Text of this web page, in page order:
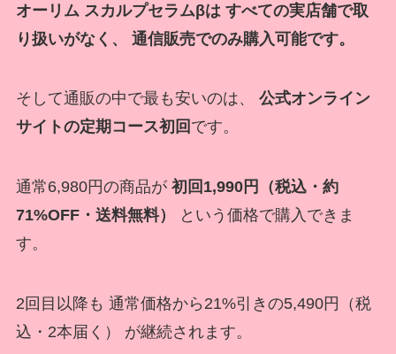
オーリム スカルプセラムβは すべての実店舗で取
り扱いがなく、 通信販売でのみ購入可能です。
そして通販の中で最も安いのは、 公式オンライン
サイトの定期コース初回 です。
通常6,980円の商品が 初回1,990円（税込・約
71%OFF・送料無料）
という価格で購入できま
す。
2回目以降も 通常価格から21%引きの5,490円（税
込・2本届く） が継続されます。